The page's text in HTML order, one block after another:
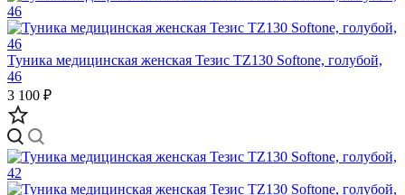
Туника медицинская женская Тезис TZ130 Softone, голубой,
46
3 100 ₽